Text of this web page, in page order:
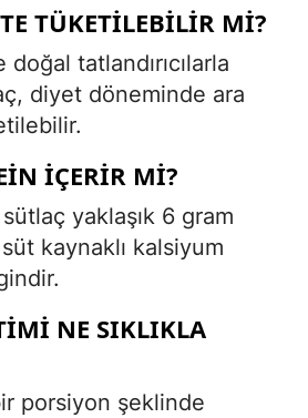
TÜKETILEBILIR MI?
tatlandırıcılarla
diyet döneminde ara
İÇERIR MI?
yaklaşık 6 gram
kaynaklı kalsiyum
NE SIKLIKLA
porsiyon şeklinde